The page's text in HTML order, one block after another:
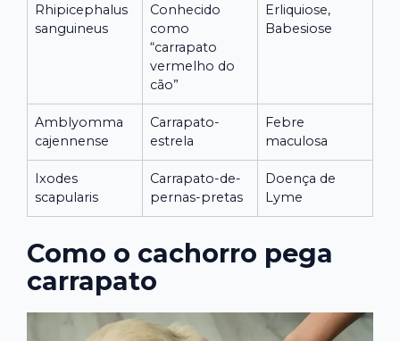
Rhipicephalus
sanguineus
Conhecido
como
“carrapato
vermelho do
cão”
Erliquiose,
Babesiose
Amblyomma
cajennense
Carrapato-
estrela
Febre
maculosa
Ixodes
scapularis
Carrapato-de-
pernas-pretas
Doença de
Lyme
Como o cachorro pega
carrapato